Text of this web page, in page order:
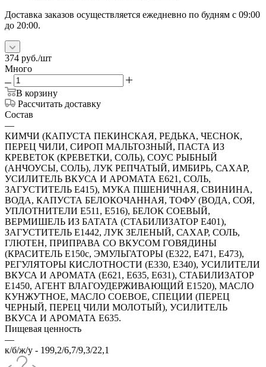
Доставка заказов осуществляется ежедневно по будням с 09:00
до 20:00.
374 руб./шт
Много
В корзину
Рассчитать доставку
Состав
—
КИМЧИ (КАПУСТА ПЕКИНСКАЯ, РЕДЬКА, ЧЕСНОК,
ПЕРЕЦ ЧИЛИ, СИРОП МАЛЬТОЗНЫЙ, ПАСТА ИЗ
КРЕВЕТОК (КРЕВЕТКИ, СОЛЬ), СОУС РЫБНЫЙ
(АНЧОУСЫ, СОЛЬ), ЛУК РЕПЧАТЫЙ, ИМБИРЬ, САХАР,
УСИЛИТЕЛЬ ВКУСА И АРОМАТА Е621, СОЛЬ,
ЗАГУСТИТЕЛЬ Е415), МУКА ПШЕНИЧНАЯ, СВИНИНА,
ВОДА, КАПУСТА БЕЛОКОЧАННАЯ, ТОФУ (ВОДА, СОЯ,
УПЛОТНИТЕЛИ Е511, Е516), БЕЛОК СОЕВЫЙ,
ВЕРМИШЕЛЬ ИЗ БАТАТА (СТАБИЛИЗАТОР Е401),
ЗАГУСТИТЕЛЬ Е1442, ЛУК ЗЕЛЕНЫЙ, САХАР, СОЛЬ,
ГЛЮТЕН, ПРИПРАВА СО ВКУСОМ ГОВЯДИНЫ
(КРАСИТЕЛЬ Е150с, ЭМУЛЬГАТОРЫ (Е322, Е471, Е473),
РЕГУЛЯТОРЫ КИСЛОТНОСТИ (Е330, Е340), УСИЛИТЕЛИ
ВКУСА И АРОМАТА (Е621, Е635, Е631), СТАБИЛИЗАТОР
Е1450, АГЕНТ ВЛАГОУДЕРЖИВАЮЩИЙ Е1520), МАСЛО
КУНЖУТНОЕ, МАСЛО СОЕВОЕ, СПЕЦИИ (ПЕРЕЦ
ЧЕРНЫЙ, ПЕРЕЦ ЧИЛИ МОЛОТЫЙ), УСИЛИТЕЛЬ
ВКУСА И АРОМАТА Е635.
Пищевая ценность
—
к/б/ж/у - 199,2/6,7/9,3/22,1